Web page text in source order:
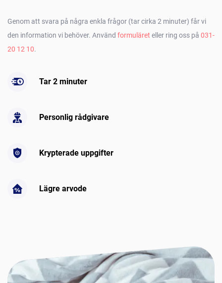
Genom att svara på några enkla frågor (tar cirka 2 minuter) får vi
den information vi behöver. Använd formuläret eller ring oss på 031-
20 12 10.
Tar 2 minuter
Personlig rådgivare
Krypterade uppgifter
Lägre arvode